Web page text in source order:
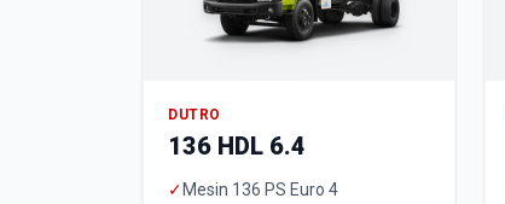
DUTRO
136 HDL 6.4
✓ Mesin 136 PS Euro 4